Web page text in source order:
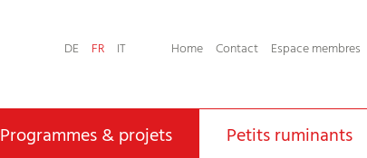
DE FR IT Home Contact Espace membres
Programmes & projets Petits ruminants